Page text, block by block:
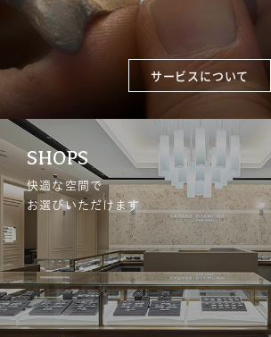
サービスについて
SHOPS
快適な空間で
お選びいただけます